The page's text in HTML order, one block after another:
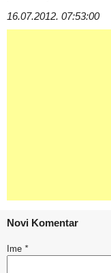
16.07.2012. 07:53:00
Novi Komentar
Ime *